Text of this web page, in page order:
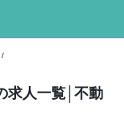
/
求人一覧 │不動